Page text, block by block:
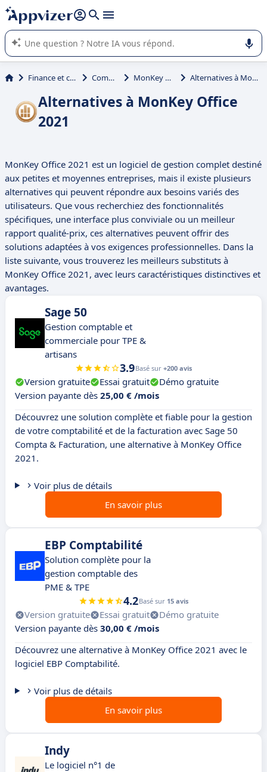
répondre (plusieurs lignes avec
L'IA de Appvizer vous guide dans l'utilisation ou la sélection de
logiciel SaaS en entreprise.
Finance et comptabilité Comptabilité MonKey Office 2021 Alternatives à MonKey Office 2021
Alternatives à MonKey Office
2021
MonKey Office 2021 est un logiciel de gestion complet destiné
aux petites et moyennes entreprises, mais il existe plusieurs
alternatives qui peuvent répondre aux besoins variés des
utilisateurs. Que vous recherchiez des fonctionnalités
spécifiques, une interface plus conviviale ou un meilleur
rapport qualité-prix, ces alternatives peuvent offrir des
solutions adaptées à vos exigences professionnelles. Dans la
liste suivante, vous trouverez les meilleurs substituts à
MonKey Office 2021, avec leurs caractéristiques distinctives et
avantages.
Sage 50
Gestion comptable et
commerciale pour TPE &
artisans
3.9Basé sur +200 avis
Version gratuite Essai gratuit
Démo gratuite
Version payante dès 25,00 € /mois
Découvrez une solution complète et fiable pour la gestion
de votre comptabilité et de la facturation avec Sage 50
Compta & Facturation, une alternative à MonKey Office
2021.
Voir plus de détails
En savoir plus
EBP Comptabilité
Solution complète pour la
gestion comptable des
PME & TPE
4.2Basé sur 15 avis
Version gratuite Essai gratuit
Démo gratuite
Version payante dès 30,00 € /mois
Découvrez une alternative à MonKey Office 2021 avec le
logiciel EBP Comptabilité.
Voir plus de détails
En savoir plus
Indy
Le logiciel n°1 de